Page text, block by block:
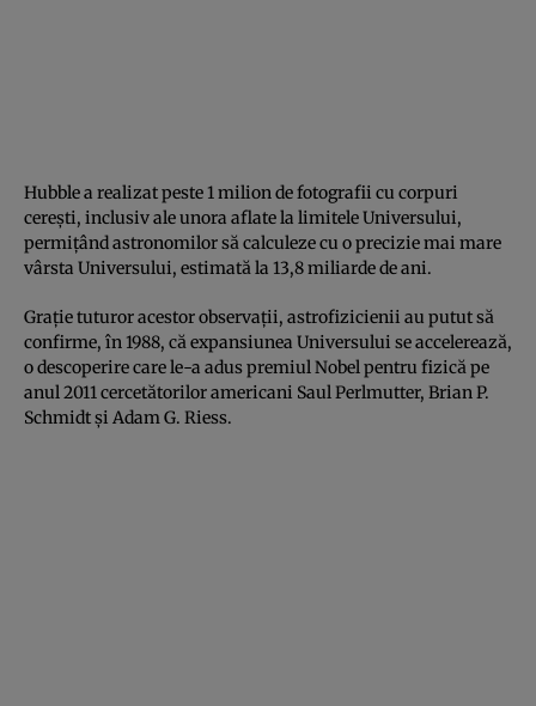
Hubble a realizat peste 1 milion de fotografii cu corpuri
cereşti, inclusiv ale unora aflate la limitele Universului,
permiţând astronomilor să calculeze cu o precizie mai mare
vârsta Universului, estimată la 13,8 miliarde de ani.
Graţie tuturor acestor observaţii, astrofizicienii au putut să
confirme, în 1988, că expansiunea Universului se accelerează,
o descoperire care le-a adus premiul Nobel pentru fizică pe
anul 2011 cercetătorilor americani Saul Perlmutter, Brian P.
Schmidt şi Adam G. Riess.